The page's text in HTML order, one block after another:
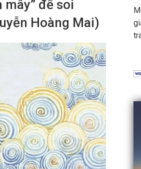
để soi
Hoàng Mai)